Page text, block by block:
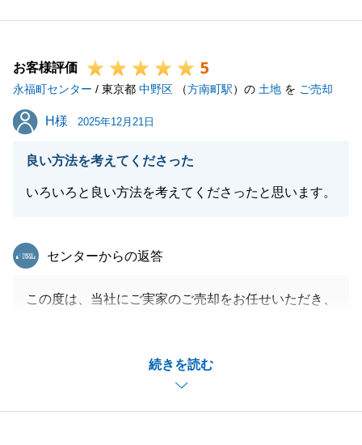
スピード感のあるお取引でしたが、お忙しい中でもO
引渡しまで至ったと感じております。
改めまして、心より御礼申し上げます。
ご家族・ご友人・お知り合いの方など、何か些細なこ
とでもお困りの方がいらっしゃいましたら、お気軽に
お声掛けくださいませ。
閉じる
お客様評価 5
永福町センター / 東京都 中野区 （方南町駅）の 土地 を ご売却
H様
H様 2025年12月21日
良い方法を考えてくださった
いろいろと良い方法を考えてくださったと思います。
続きを読む
東急リバブル
センターからの返答
この度は、当社にご実家のご売却をお任せいただき、
販売中のお打合わせからお引渡しまで、お二方にご協
力いただいたおかげで、各種お手続きを順調に進める